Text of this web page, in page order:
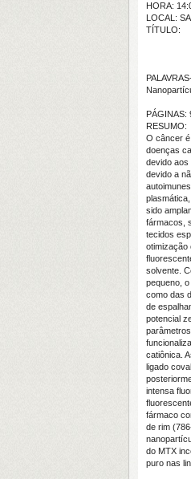
HORA:
LOCAL:
TÍTULO:
PÁGINAS:
RESUMO:
O câncer
doenças
devido
devido a
sido
fármacos,
tecidos
otimização
solvente.
pequeno,
como das
de
potencial
catiônica.
ligado
intensa
fármaco
de rim
do MTX
puro nas